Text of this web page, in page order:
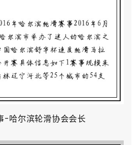
-哈尔滨轮滑协会会长